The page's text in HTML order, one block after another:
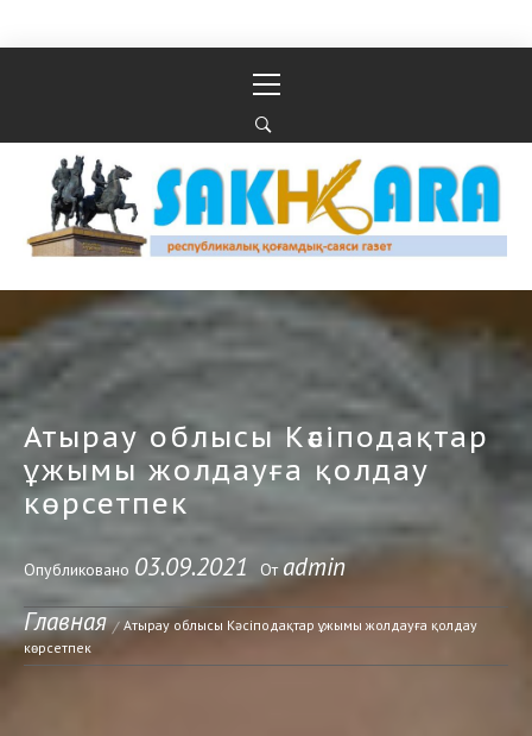
Перейти к содержимому
меню
Республикалық қоғамдық-саяси газеті
РЕСПУБЛИКАЛЫҚ ҚОҒАМДЫҚ-САЯСИ ГАЗЕТІ
Атырау облысы Кәсіподақтар
ұжымы жолдауға қолдау
көрсетпек
Опубликовано 03.09.2021 Отadmin
Главная
Атырау облысы Кәсіподақтар ұжымы жолдауға қолдау
көрсетпек